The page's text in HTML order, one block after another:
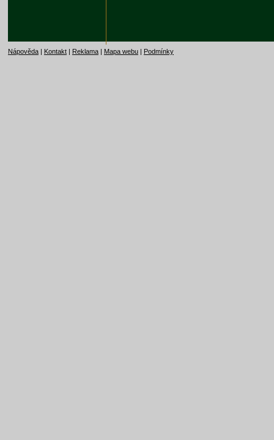
Nápověda | Kontakt | Reklama | Mapa webu | Podmínky